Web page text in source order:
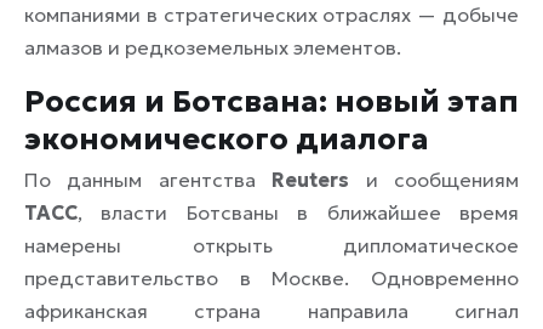
компаниями в стратегических отраслях — добыче
алмазов и редкоземельных элементов.
Россия и Ботсвана: новый этап
экономического диалога
По данным агентства Reuters и сообщениям
ТАСС, власти Ботсваны в ближайшее время
намерены открыть дипломатическое
представительство в Москве. Одновременно
африканская страна направила сигнал